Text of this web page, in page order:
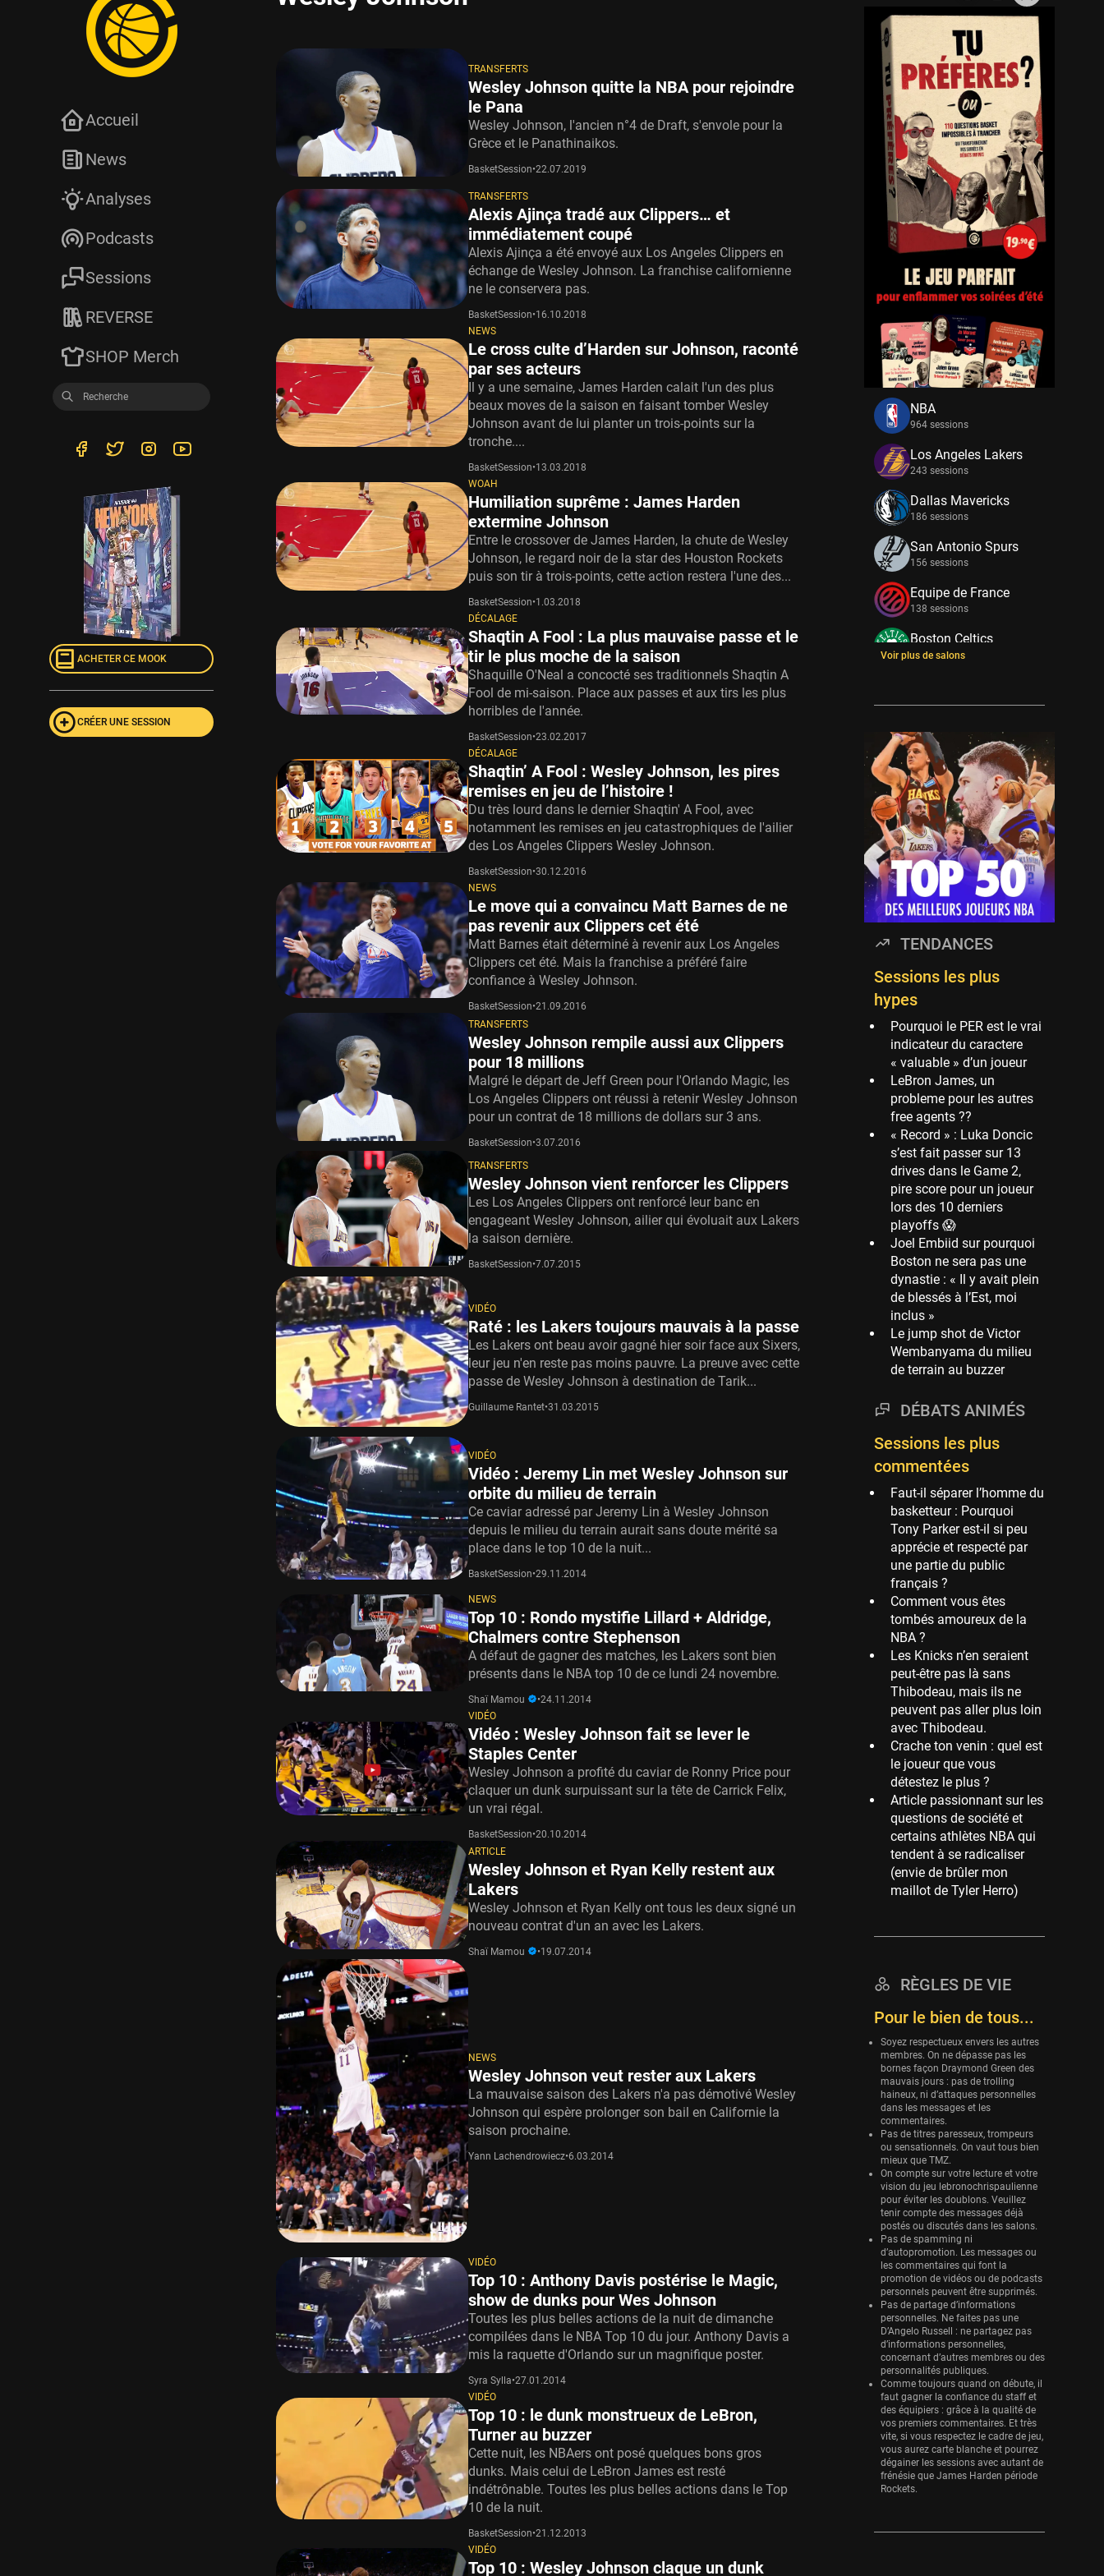
TRANSFERTS
Wesley Johnson quitte la NBA pour rejoindre
le Pana
Wesley Johnson, l'ancien n°4 de Draft, s'envole pour la
Grèce et le Panathinaikos.
BasketSession•22.07.2019
TRANSFERTS
Alexis Ajinça tradé aux Clippers… et
immédiatement coupé
Alexis Ajinça a été envoyé aux Los Angeles Clippers en
échange de Wesley Johnson. La franchise californienne
ne le conservera pas.
BasketSession•16.10.2018
NEWS
Le cross culte d’Harden sur Johnson, raconté
par ses acteurs
Il y a une semaine, James Harden calait l'un des plus
beaux moves de la saison en faisant tomber Wesley
Johnson avant de lui planter un trois-points sur la
tronche....
BasketSession•13.03.2018
WOAH
Humiliation suprême : James Harden
extermine Johnson
Entre le crossover de James Harden, la chute de Wesley
Johnson, le regard noir de la star des Houston Rockets
puis son tir à trois-points, cette action restera l'une des...
BasketSession•1.03.2018
DÉCALAGE
Shaqtin A Fool : La plus mauvaise passe et le
tir le plus moche de la saison
Shaquille O'Neal a concocté ses traditionnels Shaqtin A
Fool de mi-saison. Place aux passes et aux tirs les plus
horribles de l'année.
BasketSession•23.02.2017
DÉCALAGE
Shaqtin’ A Fool : Wesley Johnson, les pires
remises en jeu de l’histoire !
Du très lourd dans le dernier Shaqtin' A Fool, avec
notamment les remises en jeu catastrophiques de l'ailier
des Los Angeles Clippers Wesley Johnson.
BasketSession•30.12.2016
NEWS
Le move qui a convaincu Matt Barnes de ne
pas revenir aux Clippers cet été
Matt Barnes était déterminé à revenir aux Los Angeles
Clippers cet été. Mais la franchise a préféré faire
confiance à Wesley Johnson.
BasketSession•21.09.2016
TRANSFERTS
Wesley Johnson rempile aussi aux Clippers
pour 18 millions
Malgré le départ de Jeff Green pour l'Orlando Magic, les
Los Angeles Clippers ont réussi à retenir Wesley Johnson
pour un contrat de 18 millions de dollars sur 3 ans.
BasketSession•3.07.2016
TRANSFERTS
Wesley Johnson vient renforcer les Clippers
Les Los Angeles Clippers ont renforcé leur banc en
engageant Wesley Johnson, ailier qui évoluait aux Lakers
la saison dernière.
BasketSession•7.07.2015
VIDÉO
Raté : les Lakers toujours mauvais à la passe
Les Lakers ont beau avoir gagné hier soir face aux Sixers,
leur jeu n'en reste pas moins pauvre. La preuve avec cette
passe de Wesley Johnson à destination de Tarik...
Guillaume Rantet•31.03.2015
VIDÉO
Vidéo : Jeremy Lin met Wesley Johnson sur
orbite du milieu de terrain
Ce caviar adressé par Jeremy Lin à Wesley Johnson
depuis le milieu du terrain aurait sans doute mérité sa
place dans le top 10 de la nuit...
BasketSession•29.11.2014
NEWS
Top 10 : Rondo mystifie Lillard + Aldridge,
Chalmers contre Stephenson
A défaut de gagner des matches, les Lakers sont bien
présents dans le NBA top 10 de ce lundi 24 novembre.
Shaï Mamou •24.11.2014
VIDÉO
Vidéo : Wesley Johnson fait se lever le
Staples Center
Wesley Johnson a profité du caviar de Ronny Price pour
claquer un dunk surpuissant sur la tête de Carrick Felix,
un vrai régal.
BasketSession•20.10.2014
ARTICLE
Wesley Johnson et Ryan Kelly restent aux
Lakers
Wesley Johnson et Ryan Kelly ont tous les deux signé un
nouveau contrat d'un an avec les Lakers.
Shaï Mamou •19.07.2014
NEWS
Wesley Johnson veut rester aux Lakers
La mauvaise saison des Lakers n'a pas démotivé Wesley
Johnson qui espère prolonger son bail en Californie la
saison prochaine.
Yann Lachendrowiecz•6.03.2014
VIDÉO
Top 10 : Anthony Davis postérise le Magic,
show de dunks pour Wes Johnson
Toutes les plus belles actions de la nuit de dimanche
compilées dans le NBA Top 10 du jour. Anthony Davis a
mis la raquette d'Orlando sur un magnifique poster.
Syra Sylla•27.01.2014
VIDÉO
Top 10 : le dunk monstrueux de LeBron,
Turner au buzzer
Cette nuit, les NBAers ont posé quelques bons gros
dunks. Mais celui de LeBron James est resté
indétrônable. Toutes les plus belles actions dans le Top
10 de la nuit.
BasketSession•21.12.2013
VIDÉO
Top 10 : Wesley Johnson claque un dunk
Accueil
News
Analyses
Podcasts
Sessions
REVERSE
SHOP Merch
ACHETER CE MOOK
CRÉER UNE SESSION
NBA
964 sessions
Los Angeles Lakers
243 sessions
Dallas Mavericks
186 sessions
San Antonio Spurs
156 sessions
Equipe de France
138 sessions
Boston Celtics
133 sessions
Minnesota
Timberwolves
114 sessions
Golden State Warriors
113 sessions
Denver Nuggets
106 sessions
WNBA
97 sessions
Philadelphia Sixers
89 sessions
Milwaukee Bucks
Hoop Culture
73 sessions
Oklahoma City
Thunder
69 sessions
Phoenix Suns
69 sessions
Miami Heat
63 sessions
Los Angeles Clippers
61 sessions
Indiana Pacers
53 sessions
New Orleans Pelicans
Jeux Olympiques
52 sessions
Atlanta Hawks
45 sessions
Chicago Bulls
41 sessions
Memphis Grizzlies
39 sessions
Cleveland Cavaliers
38 sessions
Orlando Magic
36 sessions
Euroleague
Charlotte Hornets
32 sessions
Houston Rockets
31 sessions
Washington Wizards
29 sessions
Portland Trail Blazers
27 sessions
Eurobasket
25 sessions
24 sessions
Utah Jazz
22 sessions
Toronto Raptors
18 sessions
REVERSE
11 sessions
Bleues
0 sessions
Voir plus de salons
TENDANCES
Sessions les plus
hypes
Pourquoi le PER est le vrai
indicateur du caractere
« valuable » d’un joueur
LeBron James, un
probleme pour les autres
free agents ??
« Record » : Luka Doncic
s’est fait passer sur 13
drives dans le Game 2,
pire score pour un joueur
lors des 10 derniers
playoffs 😱
Joel Embiid sur pourquoi
Boston ne sera pas une
dynastie : « Il y avait plein
de blessés à l’Est, moi
inclus »
Le jump shot de Victor
Wembanyama du milieu
de terrain au buzzer
DÉBATS ANIMÉS
Sessions les plus
commentées
Faut-il séparer l’homme du
basketteur : Pourquoi
Tony Parker est-il si peu
apprécie et respecté par
une partie du public
français ?
Comment vous êtes
tombés amoureux de la
NBA ?
Les Knicks n’en seraient
peut-être pas là sans
Thibodeau, mais ils ne
peuvent pas aller plus loin
avec Thibodeau.
Crache ton venin : quel est
le joueur que vous
détestez le plus ?
Article passionnant sur les
questions de société et
certains athlètes NBA qui
tendent à se radicaliser
(envie de brûler mon
maillot de Tyler Herro)
RÈGLES DE VIE
Pour le bien de tous...
Soyez respectueux envers les autres
membres. On ne dépasse pas les
bornes façon Draymond Green des
mauvais jours : pas de trolling
haineux, ni d’attaques personnelles
dans les messages et les
commentaires.
Pas de titres paresseux, trompeurs
ou sensationnels. On vaut tous bien
mieux que TMZ.
On compte sur votre lecture et votre
vision du jeu lebronochrispaulienne
pour éviter les doublons. Veuillez
tenir compte des messages déjà
postés ou discutés dans les salons.
Pas de spamming ni
d’autopromotion. Les messages ou
les commentaires qui font la
promotion de vidéos ou de podcasts
personnels peuvent être supprimés.
Pas de partage d’informations
personnelles. Ne faites pas une
D’Angelo Russell : ne partagez pas
d’informations personnelles,
concernant d’autres membres ou des
personnalités publiques.
Comme toujours quand on débute, il
faut gagner la confiance du staff et
des équipiers : grâce à la qualité de
vos premiers commentaires. Et très
vite, si vous respectez le cadre de jeu,
vous aurez carte blanche et pourrez
dégainer les sessions avec autant de
frénésie que James Harden période
Rockets.